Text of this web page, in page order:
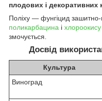
плодових і декоративних
Поліху — фунгіцид зашитно-
поликарбацина і хлороокису
змочується.
Досвід
Культура
Виноград